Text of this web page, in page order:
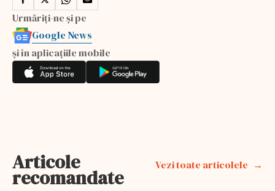
Urmăriți-ne și pe
Google News
și în aplicațiile mobile
Articole
recomandate
Vezi toate articolele